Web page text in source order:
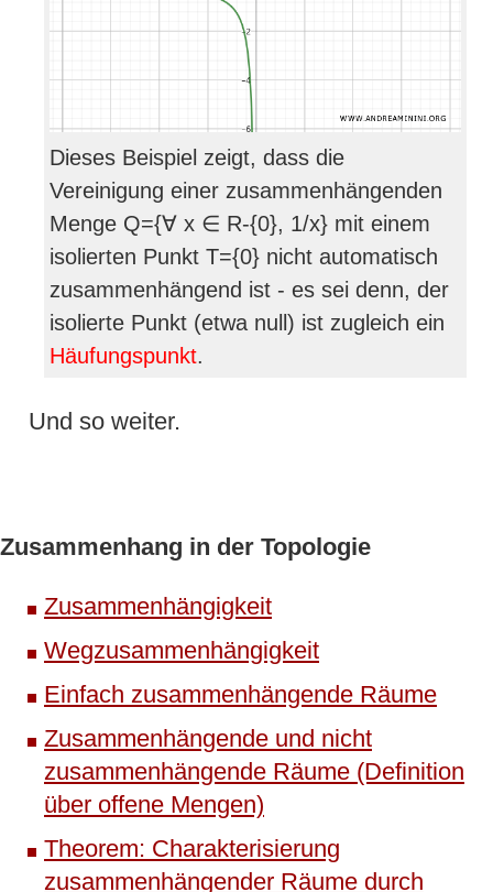
Dieses Beispiel zeigt, dass die
Vereinigung einer zusammenhängenden
Menge Q={∀ x ∈ R-{0}, 1/x} mit einem
isolierten Punkt T={0} nicht automatisch
zusammenhängend ist - es sei denn, der
isolierte Punkt (etwa null) ist zugleich ein
Häufungspunkt.
Und so weiter.
Zusammenhang in der Topologie
Zusammenhängigkeit
Wegzusammenhängigkeit
Einfach zusammenhängende Räume
Zusammenhängende und nicht
zusammenhängende Räume (Definition
über offene Mengen)
Theorem: Charakterisierung
zusammenhängender Räume durch